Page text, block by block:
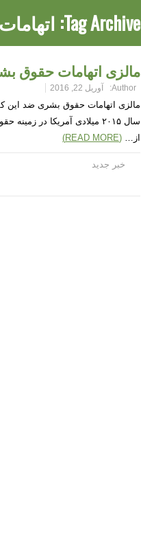
Tag Archive:
مالزی اتهامات حقوق
Author: آوریل 22, 2016
مالزی اتهامات حقوق بشری ضد این
سال ۲۰۱۵ میلادی آمریکا در
از… (READ MORE)
خبر جدید